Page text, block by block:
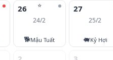
⭐
26
24/2
🐕Mậu Tuất
27
25/2
🐖Kỷ Hợi